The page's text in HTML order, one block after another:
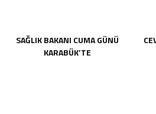
SAĞLIK BAKANI CUMA GÜNÜ
KARABÜK’TE